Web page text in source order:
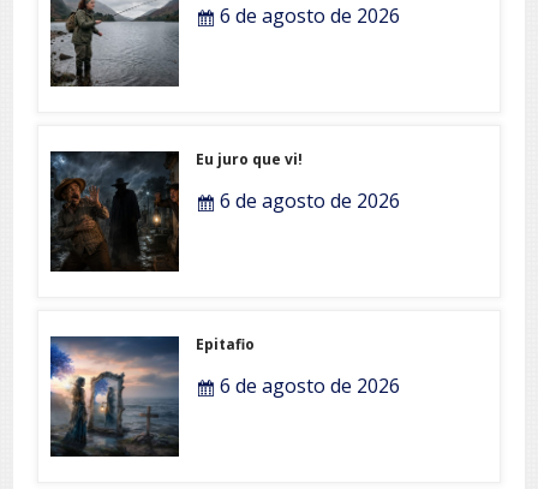
6 de agosto de 2026
Eu juro que vi!
6 de agosto de 2026
Epitafio
6 de agosto de 2026